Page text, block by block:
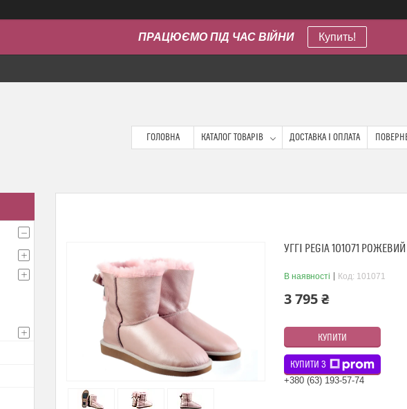
ПРАЦЮЄМО ПІД ЧАС ВІЙНИ Купить!
ГОЛОВНА КАТАЛОГ ТОВАРІВ ДОСТАВКА І ОПЛАТА
УГГІ PEGIA 101071 РОЖЕВИЙ
В наявності Код: 101071
3 795 ₴
КУПИТИ
КУПИТИ З
+380 (63) 193-57-74